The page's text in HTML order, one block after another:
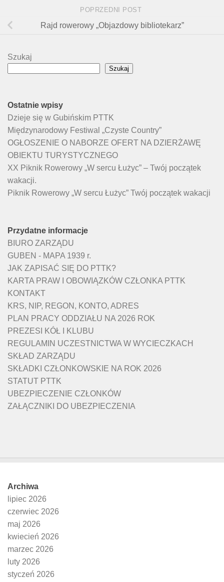
POPRZEDNI POST
Rajd rowerowy „Objazdowy bibliotekarz”
Szukaj
Szukaj
Ostatnie wpisy
Dzieje się w Gubińskim PTTK
Międzynarodowy Festiwal „Czyste Country”
OGŁOSZENIE O NABORZE OFERT NA DZIERŻAWĘ
OBIEKTU TURYSTYCZNEGO
XX Piknik Rowerowy „W sercu Łużyc” – Twój początek
wakacji.
Piknik Rowerowy „W sercu Łużyc” Twój początek wakacji
Przydatne informacje
BIURO ZARZĄDU
GUBEN - MAPA 1939 r.
JAK ZAPISAĆ SIĘ DO PTTK?
KARTA PRAW I OBOWIĄZKÓW CZŁONKA PTTK
KONTAKT
KRS, NIP, REGON, KONTO, ADRES
PLAN PRACY ODDZIAŁU NA 2026 ROK
PREZESI KÓŁ I KLUBU
REGULAMIN UCZESTNICTWA W WYCIECZKACH
SKŁAD ZARZĄDU
SKŁADKI CZŁONKOWSKIE NA ROK 2026
STATUT PTTK
UBEZPIECZENIE CZŁONKÓW
ZAŁĄCZNIKI DO UBEZPIECZENIA
Archiwa
lipiec 2026
czerwiec 2026
maj 2026
kwiecień 2026
marzec 2026
luty 2026
styczeń 2026